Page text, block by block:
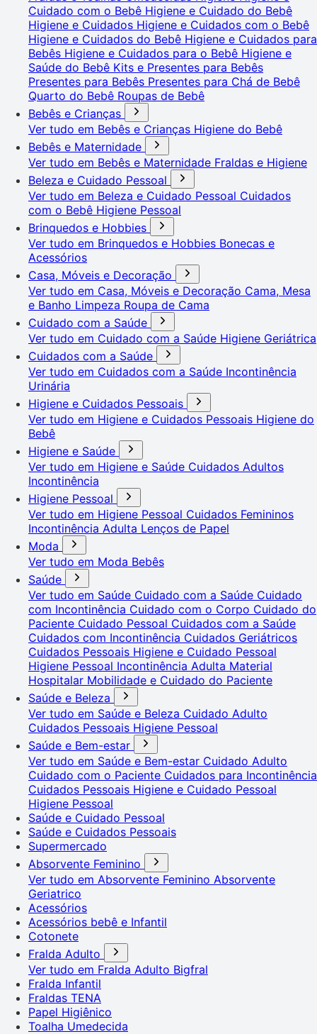
Cuidado com o Bebê Higiene e Cuidado do Bebê
Higiene e Cuidados Higiene e Cuidados com o Bebê
Higiene e Cuidados do Bebê Higiene e Cuidados para
Bebês Higiene e Cuidados para o Bebê Higiene e
Saúde do Bebê Kits e Presentes para Bebês
Presentes para Bebês Presentes para Chá de Bebê
Quarto do Bebê Roupas de Bebê
Bebês e Crianças
Ver tudo em Bebês e Crianças Higiene do Bebê
Bebês e Maternidade
Ver tudo em Bebês e Maternidade Fraldas e Higiene
Beleza e Cuidado Pessoal
Ver tudo em Beleza e Cuidado Pessoal Cuidados
com o Bebê Higiene Pessoal
Brinquedos e Hobbies
Ver tudo em Brinquedos e Hobbies Bonecas e
Acessórios
Casa, Móveis e Decoração
Ver tudo em Casa, Móveis e Decoração Cama, Mesa
e Banho Limpeza Roupa de Cama
Cuidado com a Saúde
Ver tudo em Cuidado com a Saúde Higiene Geriátrica
Cuidados com a Saúde
Ver tudo em Cuidados com a Saúde Incontinência
Urinária
Higiene e Cuidados Pessoais
Ver tudo em Higiene e Cuidados Pessoais Higiene do
Bebê
Higiene e Saúde
Ver tudo em Higiene e Saúde Cuidados Adultos
Incontinência
Higiene Pessoal
Ver tudo em Higiene Pessoal Cuidados Femininos
Incontinência Adulta Lenços de Papel
Moda
Ver tudo em Moda Bebês
Saúde
Ver tudo em Saúde Cuidado com a Saúde Cuidado
com Incontinência Cuidado com o Corpo Cuidado do
Paciente Cuidado Pessoal Cuidados com a Saúde
Cuidados com Incontinência Cuidados Geriátricos
Cuidados Pessoais Higiene e Cuidado Pessoal
Higiene Pessoal Incontinência Adulta Material
Hospitalar Mobilidade e Cuidado do Paciente
Saúde e Beleza
Ver tudo em Saúde e Beleza Cuidado Adulto
Cuidados Pessoais Higiene Pessoal
Saúde e Bem-estar
Ver tudo em Saúde e Bem-estar Cuidado Adulto
Cuidado com o Paciente Cuidados para Incontinência
Cuidados Pessoais Higiene e Cuidado Pessoal
Higiene Pessoal
Saúde e Cuidado Pessoal
Saúde e Cuidados Pessoais
Supermercado
Absorvente Feminino
Ver tudo em Absorvente Feminino Absorvente
Geriatrico
Acessórios
Acessórios bebê e Infantil
Cotonete
Fralda Adulto
Ver tudo em Fralda Adulto Bigfral
Fralda Infantil
Fraldas TENA
Papel Higiênico
Toalha Umedecida